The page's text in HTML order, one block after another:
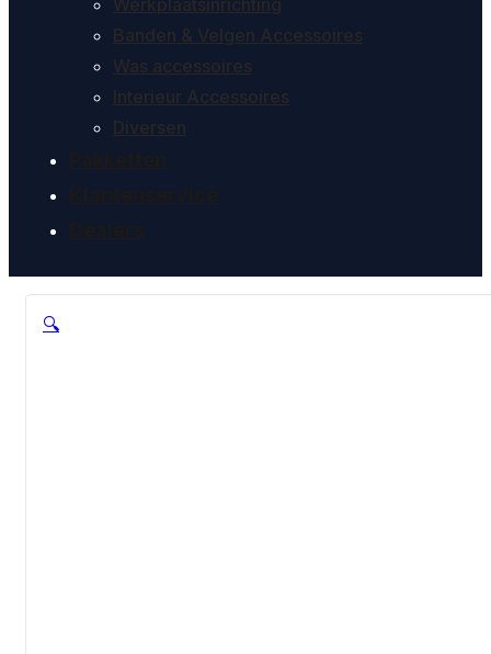
Werkplaatsinrichting
Banden & Velgen Accessoires
Was accessoires
Interieur Accessoires
Diversen
🔍